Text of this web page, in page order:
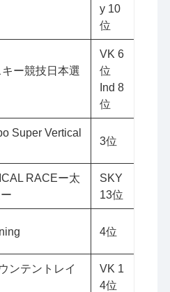
y 10
位
ー競技日本選
VK 6
位
Ind 8
位
Super Vertical
3位
RACEー太
SKY
13位
4位
ンテントレイ
VK 1
4位